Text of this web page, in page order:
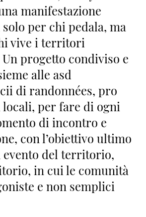
manifestazione
per chi pedala, ma
vive i territori
progetto condiviso e
alle asd
di randonnées, pro
locali, per fare di ogni
di incontro e
con l’obiettivo ultimo
evento del territorio,
in cui le comunità
e non semplici